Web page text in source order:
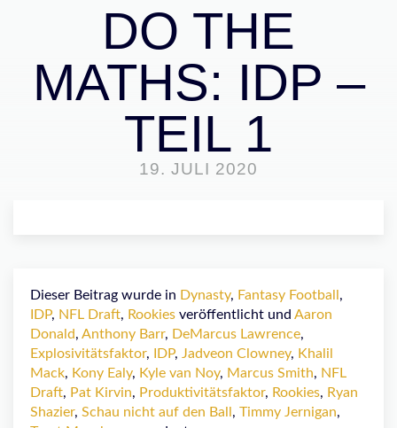
DO THE
MATHS: IDP –
TEIL 1
19. JULI 2020
Dieser Beitrag wurde in Dynasty, Fantasy Football ,
IDP, NFL Draft, Rookies veröffentlicht undAaron
Donald,Anthony Barr, DeMarcus Lawrence,
Explosivitätsfaktor, IDP, Jadveon Clowney, Khalil
Mack, Kony Ealy, Kyle van Noy, Marcus Smith, NFL
Draft, Pat Kirvin, Produktivitätsfaktor, Rookies, Ryan
Shazier,Schau nicht auf den Ball ,Timmy Jernigan,